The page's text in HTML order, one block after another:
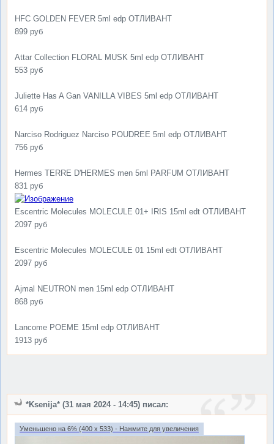
HFC GOLDEN FEVER 5ml edp ОТЛИВАНТ
899 руб
Attar Collection FLORAL MUSK 5ml edp ОТЛИВАНТ
553 руб
Juliette Has A Gan VANILLA VIBES 5ml edp ОТЛИВАНТ
614 руб
Narciso Rodriguez Narciso POUDREE 5ml edp ОТЛИВАНТ
756 руб
Hermes TERRE D'HERMES men 5ml PARFUM ОТЛИВАНТ
831 руб
Escentric Molecules MOLECULE 01+ IRIS 15ml edt ОТЛИВАНТ
2097 руб
Escentric Molecules MOLECULE 01 15ml edt ОТЛИВАНТ
2097 руб
Ajmal NEUTRON men 15ml edp ОТЛИВАНТ
868 руб
Lancome POEME 15ml edp ОТЛИВАНТ
1913 руб
*Ksenija* (31 мая 2024 - 14:45) писал:
Уменьшено на 6% (400 x 533) - Нажмите для увеличения